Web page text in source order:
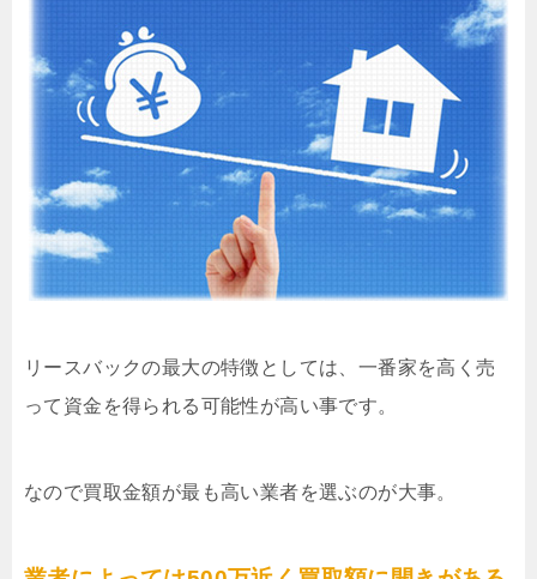
リースバックの最大の特徴としては、一番家を高く売
って資金を得られる可能性が高い事です。
なので買取金額が最も高い業者を選ぶのが大事。